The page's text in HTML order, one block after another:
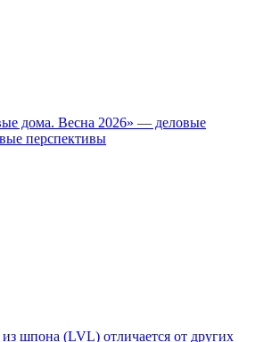
дома. Весна 2026» — деловые
перспективы
шпона (LVL) отличается от других